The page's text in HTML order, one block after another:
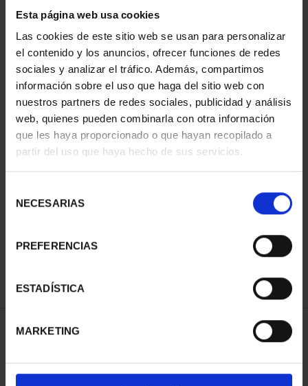
Esta página web usa cookies
Las cookies de este sitio web se usan para personalizar
el contenido y los anuncios, ofrecer funciones de redes
sociales y analizar el tráfico. Además, compartimos
información sobre el uso que haga del sitio web con
nuestros partners de redes sociales, publicidad y análisis
web, quienes pueden combinarla con otra información
que les haya proporcionado o que hayan recopilado a
partir del uso que haya hecho de sus servicios.
NECESARIAS
PREFERENCIAS
ESTADÍSTICA
MARKETING
2 Productos encontrados
(2023) 8 REALES
250 ANIVERSARIO DE
JORGE JUAN (2023) 8 R...
ORDENAR POR: